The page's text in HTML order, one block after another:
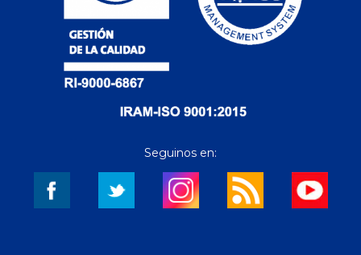
Seguinos en: